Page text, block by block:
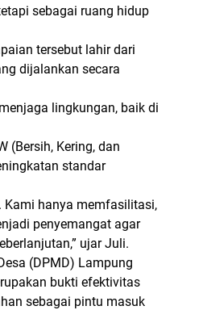
sebagai ruang hidup
tersebut lahir dari
dijalankan secara
lingkungan, baik di
(Bersih, Kering, dan
standar
Kami hanya memfasilitasi,
penyemangat agar
ujar Juli.
(DPMD) Lampung
bukti efektivitas
sebagai pintu masuk